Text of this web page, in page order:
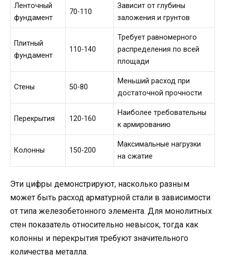
Ленточный
фундамент
70-110
Зависит от глубины
заложения и грунтов
Плитный
фундамент
110-140
Требует равномерного
распределения по всей
площади
Стены 50-80
Меньший расход при
достаточной прочности
Перекрытия 120-160
Наиболее требовательны
к армированию
Колонны 150-200
Максимальные нагрузки
на сжатие
Эти цифры демонстрируют, насколько разным
может быть расход арматурной стали в зависимости
от типа железобетонного элемента. Для монолитных
стен показатель относительно невысок, тогда как
колонны и перекрытия требуют значительного
количества металла.